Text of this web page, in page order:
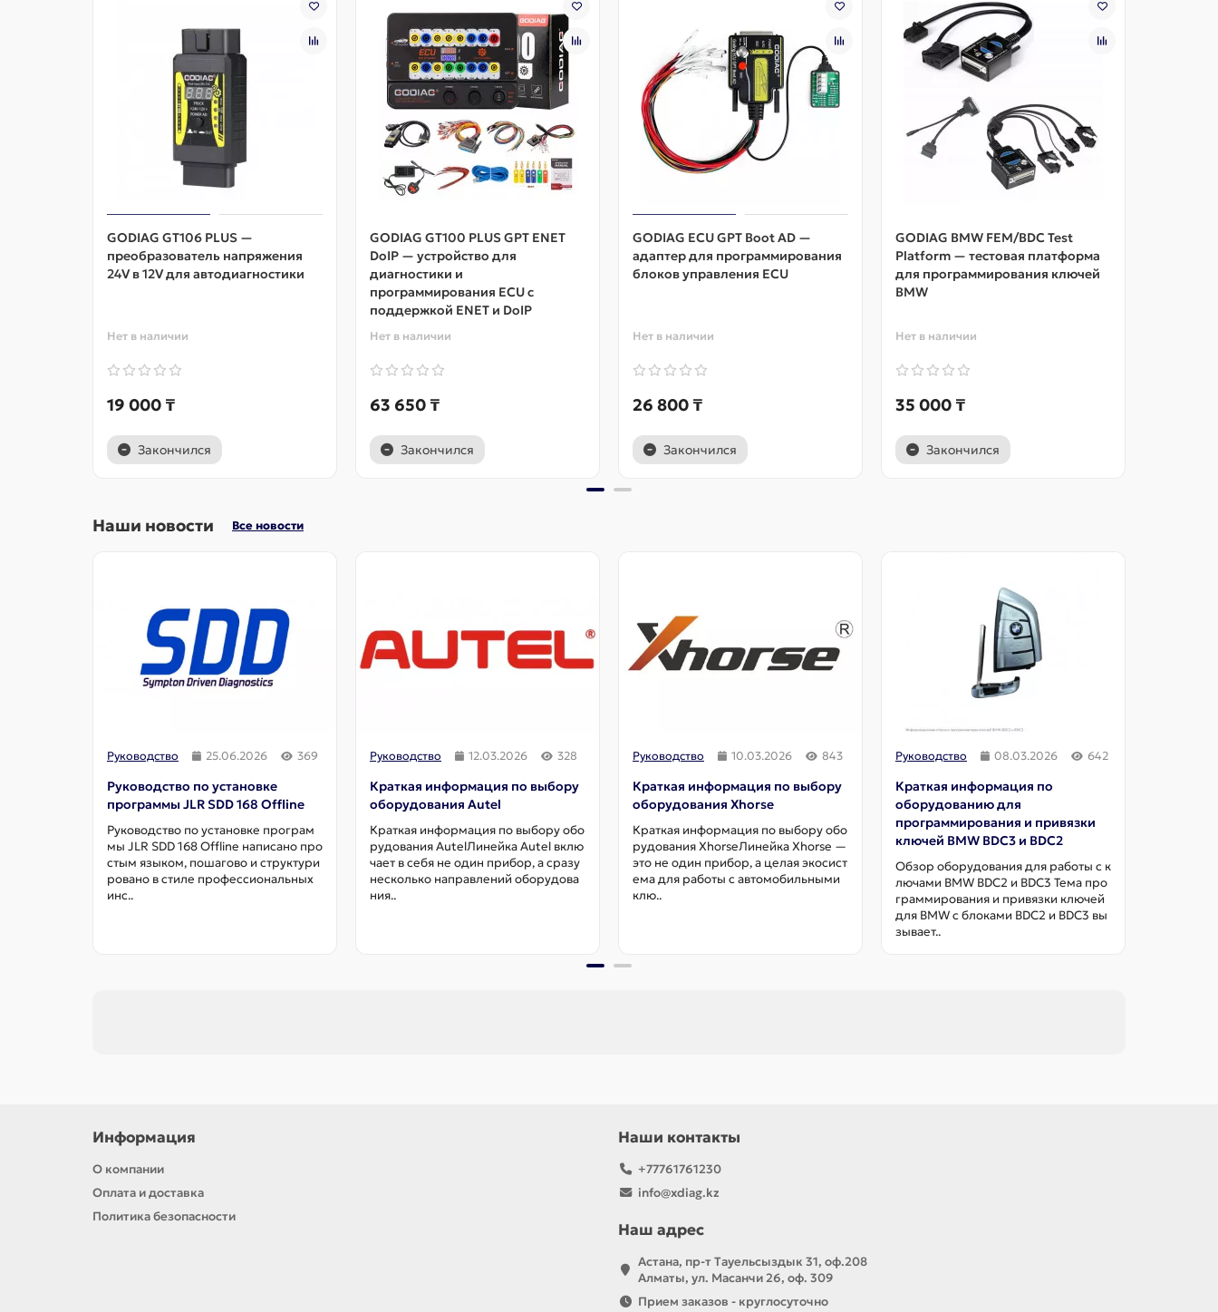
GODIAG GT106 PLUS —
преобразователь напряжения
24V в 12V для автодиагностики
Нет в наличии
19 000 ₸
Закончился
GODIAG GT100 PLUS GPT ENET
DoIP — устройство для
диагностики и
программирования ECU с
поддержкой ENET и DoIP
Нет в наличии
63 650 ₸
Закончился
GODIAG ECU GPT Boot AD —
адаптер для программирования
блоков управления ECU
Нет в наличии
26 800 ₸
Закончился
GODIAG BMW FEM/BDC Test
Platform — тестовая платформа
для программирования ключей
BMW
Нет в наличии
35 000 ₸
Закончился
Наши новости Все новости
Руководство 25.06.2026 369
Руководство по установке
программы JLR SDD 168 Offline
Руководство по установке програм
мы JLR SDD 168 Offline написано про
стым языком, пошагово и структури
ровано в стиле профессиональных
инс..
Руководство 12.03.2026 328
Краткая информация по выбору
оборудования Autel
Краткая информация по выбору обо
рудования AutelЛинейка Autel вклю
чает в себя не один прибор, а сразу
несколько направлений оборудова
ния..
Руководство 10.03.2026 843
Краткая информация по выбору
оборудования Xhorse
Краткая информация по выбору обо
рудования XhorseЛинейка Xhorse —
это не один прибор, а целая экосист
ема для работы с автомобильными
клю..
Руководство 08.03.2026 642
Краткая информация по
оборудованию для
программирования и привязки
ключей BMW BDC3 и BDC2
Обзор оборудования для работы с к
лючами BMW BDC2 и BDC3 Тема про
граммирования и привязки ключей
для BMW с блоками BDC2 и BDC3 вы
зывает..
Информация
О компании
Оплата и доставка
Политика безопасности
Наши контакты
+77761761230
info@xdiag.kz
Наш адрес
Астана, пр-т Тауельсыздык 31, оф.208
Алматы, ул. Масанчи 26, оф. 309
Прием заказов - круглосуточно